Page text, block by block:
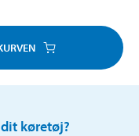
køretøj?